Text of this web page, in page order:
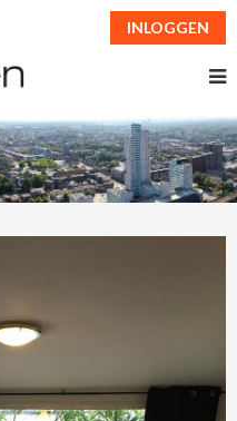
INLOGGEN